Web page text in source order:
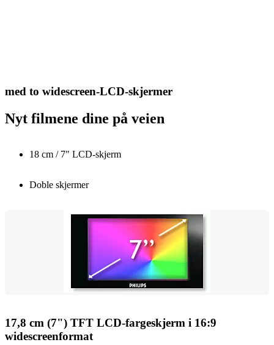
med to widescreen-LCD-skjermer
Nyt filmene dine på veien
18 cm / 7" LCD-skjerm
Doble skjermer
17,8 cm (7") TFT LCD-fargeskjerm i 16:9
widescreenformat